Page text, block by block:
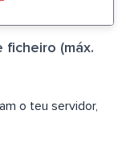
ficheiro (máx.
o teu servidor,